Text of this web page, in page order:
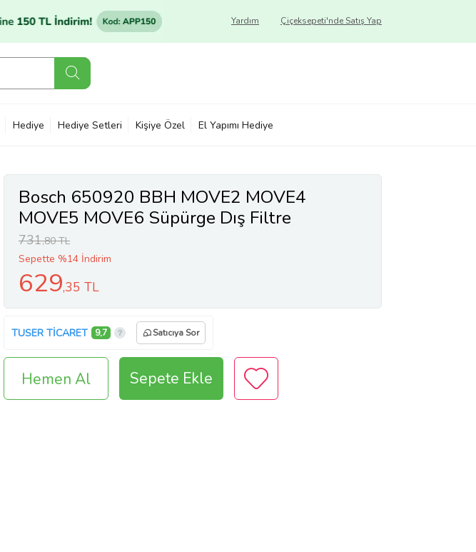
Çiçeksepeti'nde Satış Yap
Yardım
Hediye Hediye Setleri Kişiye Özel El Yapımı Hediye
Bosch 650920 BBH MOVE2 MOVE4
MOVE5 MOVE6 Süpürge Dış Filtre
731,80 TL
Sepette %14 İndirim
629,35 TL
TUSER TİCARET 9,7 Satıcıya Sor
Hemen Al Sepete Ekle